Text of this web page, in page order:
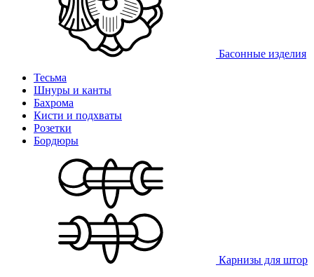
Басонные изделия
Тесьма
Шнуры и канты
Бахрома
Кисти и подхваты
Розетки
Бордюры
Карнизы для штор